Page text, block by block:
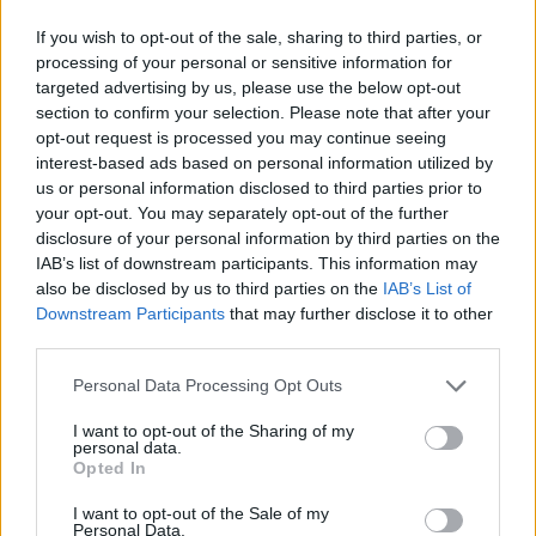
If you wish to opt-out of the sale, sharing to third parties, or
processing of your personal or sensitive information for
targeted advertising by us, please use the below opt-out
section to confirm your selection. Please note that after your
opt-out request is processed you may continue seeing
interest-based ads based on personal information utilized by
us or personal information disclosed to third parties prior to
your opt-out. You may separately opt-out of the further
disclosure of your personal information by third parties on the
IAB’s list of downstream participants. This information may
also be disclosed by us to third parties on the IAB’s List of
Downstream Participants that may further disclose it to other
Personal Data Processing Opt Outs
I want to opt-out of the Sharing of my
personal data.
Opted In
I want to opt-out of the Sale of my
Personal Data.
man rodo ir sako: „Žiūrėkit į UEFA nuostatus.
- Kalbėjote apie neįtinkančius įstatymus.
Ar kažką dėl to darote?
- Jau kreipėmės į visus tuos žmones.
Kalbiname ir kitas federacijas. Nes kol kas
įstatymas leidžia veistis pažadukams. Juk
paskui žiniasklaida šaipysis ir rašys, kad vėl A
lygoje klubai griūna, kai kas nors prižada
pinigų ir neduoda.
Bet tai kamuoja ne tik futbolą.